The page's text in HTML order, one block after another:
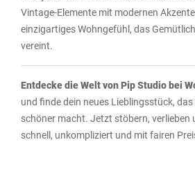
Vintage-Elemente mit modernen
einzigartiges Wohngefühl, das
vereint.
Entdecke die Welt von Pip Studio bei
und finde dein neues Lieblingsstück,
schöner macht. Jetzt stöbern, verlieben
schnell, unkompliziert und mit fairen